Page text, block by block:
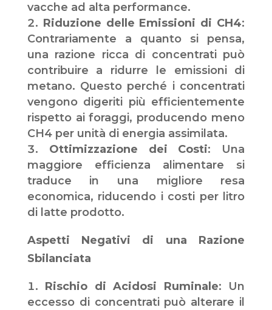
vacche ad alta performance.
Riduzione delle Emissioni di CH4:
Contrariamente a quanto si pensa,
una razione ricca di concentrati può
contribuire a ridurre le emissioni di
metano. Questo perché i concentrati
vengono digeriti più efficientemente
rispetto ai foraggi, producendo meno
CH4 per unità di energia assimilata.
Ottimizzazione dei Costi: Una
maggiore efficienza alimentare si
traduce in una migliore resa
economica, riducendo i costi per litro
di latte prodotto.
Aspetti Negativi di una Razione
Sbilanciata
Rischio di Acidosi Ruminale: Un
eccesso di concentrati può alterare il